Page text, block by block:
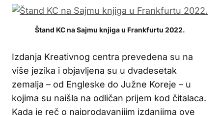
Štand KC na Sajmu knjiga u Frankfurtu 2022.
Izdanja Kreativnog centra prevedena su na
više jezika i objavljena su u dvadesetak
zemalja – od Engleske do Južne Koreje – u
kojima su naišla na odličan prijem kod čitalaca.
Kada je reč o najprodavanijim izdanjima ove